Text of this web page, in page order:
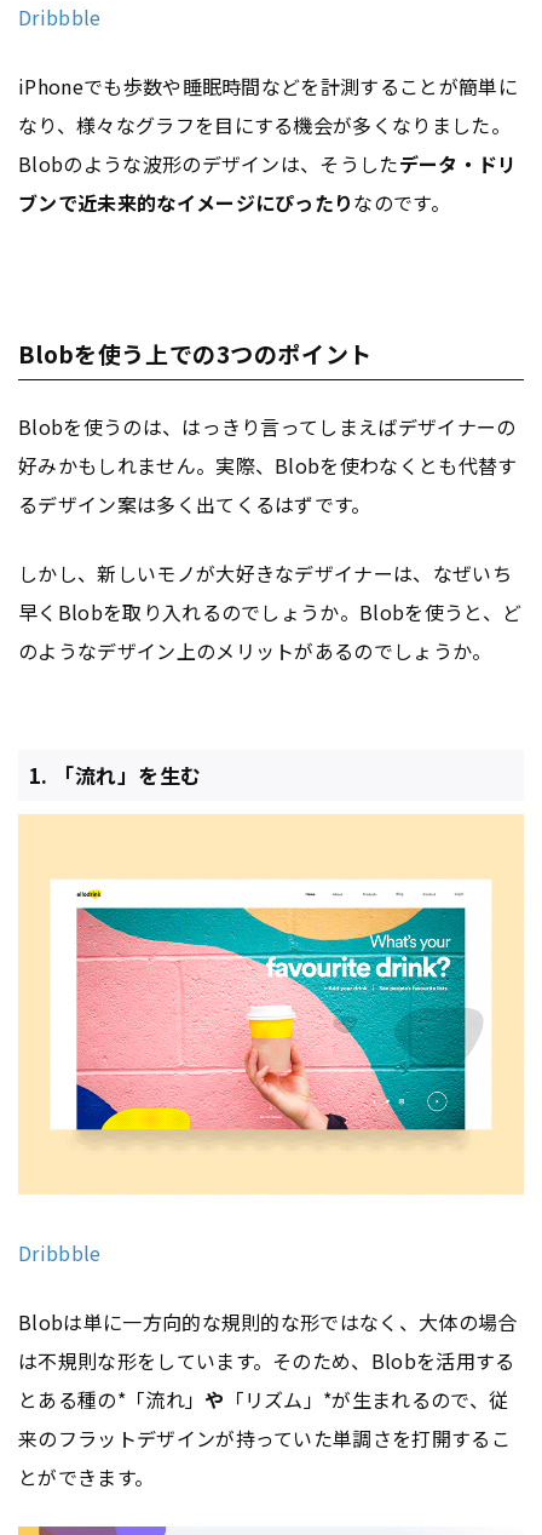
Dribbble
iPhoneでも歩数や睡眠時間などを計測することが簡単に
なり、様々なグラフを目にする機会が多くなりました。
Blobのような波形のデザインは、そうしたデータ・ドリ
ブンで近未来的なイメージにぴったりなのです。
Blobを使う上での3つのポイント
Blobを使うのは、はっきり言ってしまえばデザイナーの
好みかもしれません。実際、Blobを使わなくとも代替す
るデザイン案は多く出てくるはずです。
しかし、新しいモノが大好きなデザイナーは、なぜいち
早くBlobを取り入れるのでしょうか。Blobを使うと、ど
のようなデザイン上のメリットがあるのでしょうか。
1. 「流れ」を生む
Dribbble
Blobは単に一方向的な規則的な形ではなく、大体の場合
は不規則な形をしています。そのため、Blobを活用する
とある種の*「流れ」や 「リズム」*が生まれるので、従
来のフラットデザインが持っていた単調さを打開するこ
とができます。